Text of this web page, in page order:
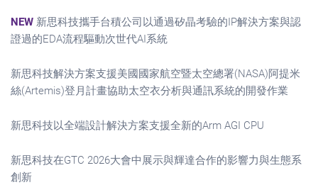
NEW 新思科技攜手台積公司以通過矽晶考驗的IP解決方案與認
證過的EDA流程驅動次世代AI系統
新思科技解決方案支援美國國家航空暨太空總署(NASA)阿提米
絲(Artemis)登月計畫協助太空衣分析與通訊系統的開發作業
新思科技以全端設計解決方案支援全新的Arm AGI CPU
新思科技在GTC 2026大會中展示與輝達合作的影響力與生態系
創新